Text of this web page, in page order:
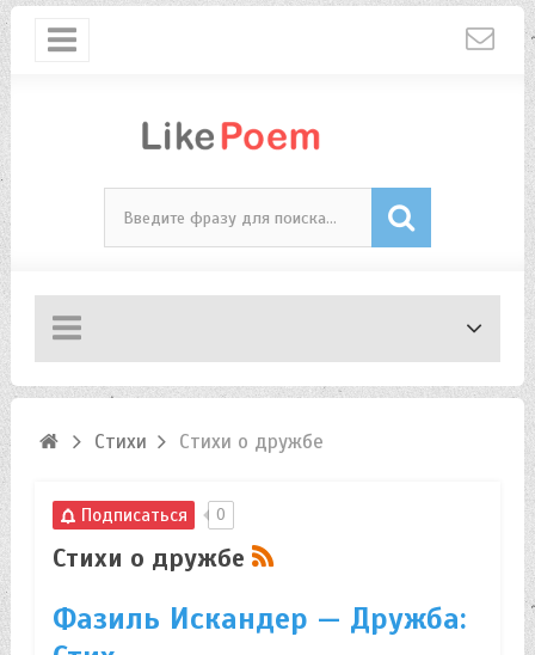
Стихи Стихи о дружбе
Подписаться 0
Стихи о дружбе
Фазиль Искандер — Дружба: